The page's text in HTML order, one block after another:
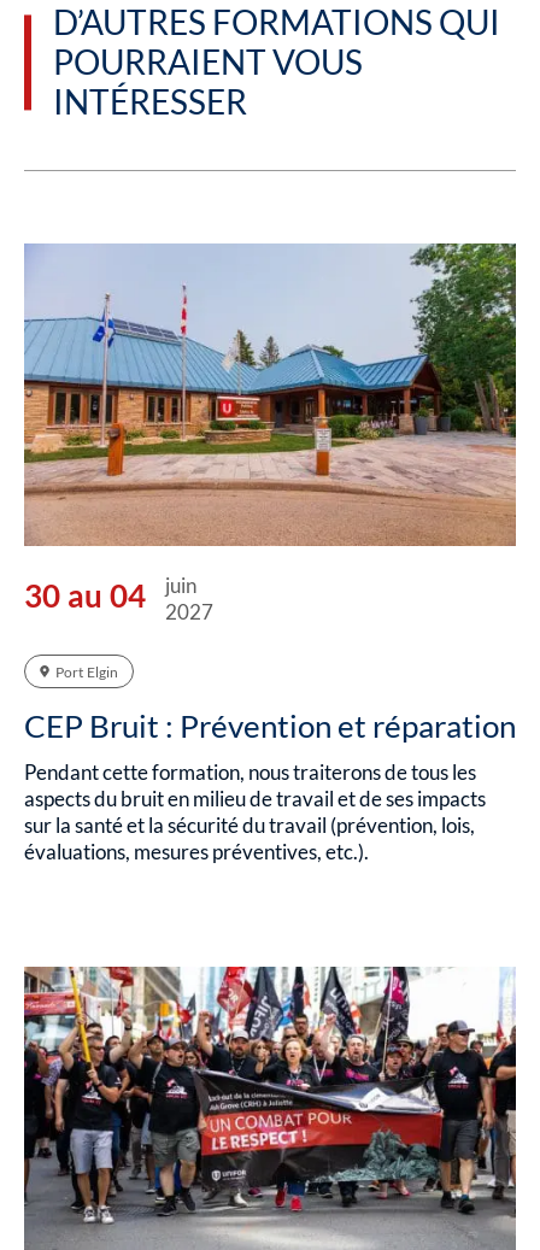
D’AUTRES FORMATIONS QUI
POURRAIENT VOUS
INTÉRESSER
30 au 04
juin
2027
Port Elgin
CEP Bruit : Prévention et réparation
Pendant cette formation, nous traiterons de tous les
aspects du bruit en milieu de travail et de ses impacts
sur la santé et la sécurité du travail (prévention, lois,
évaluations, mesures préventives, etc.).